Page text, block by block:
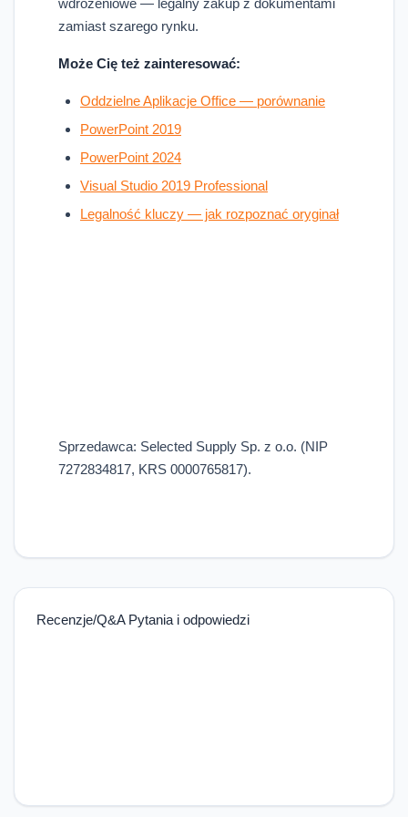
zamiast szarego rynku.
Może Cię też zainteresować:
Oddzielne Aplikacje Office — porównanie
PowerPoint 2019
PowerPoint 2024
Visual Studio 2019 Professional
Legalność kluczy — jak rozpoznać oryginał
Sprzedawca: Selected Supply Sp. z o.o. (NIP
7272834817, KRS 0000765817).
Recenzje/Q&A Pytania i odpowiedzi